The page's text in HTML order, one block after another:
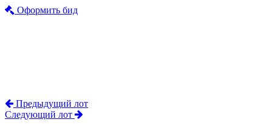
Оформить бид
Предыдущий лот
Следующий лот